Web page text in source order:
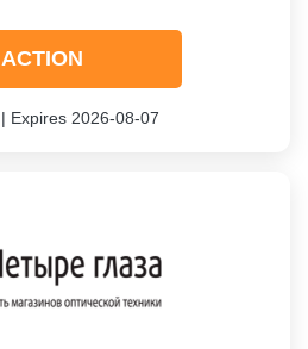
ACTION
| Expires 2026-08-07